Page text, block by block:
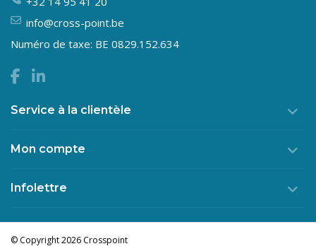
info@cross-point.be
Numéro de taxe: BE 0829.152.634
Service à la clientèle
Mon compte
Infolettre
© Copyright 2026 Crosspoint